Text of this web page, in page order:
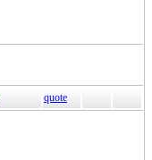
quote